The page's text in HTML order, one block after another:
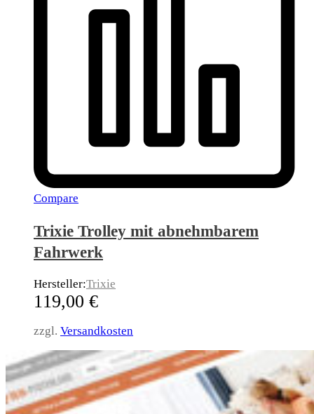
Compare
Trixie Trolley mit abnehmbarem
Fahrwerk
Hersteller:Trixie
119,00 €
zzgl. Versandkosten